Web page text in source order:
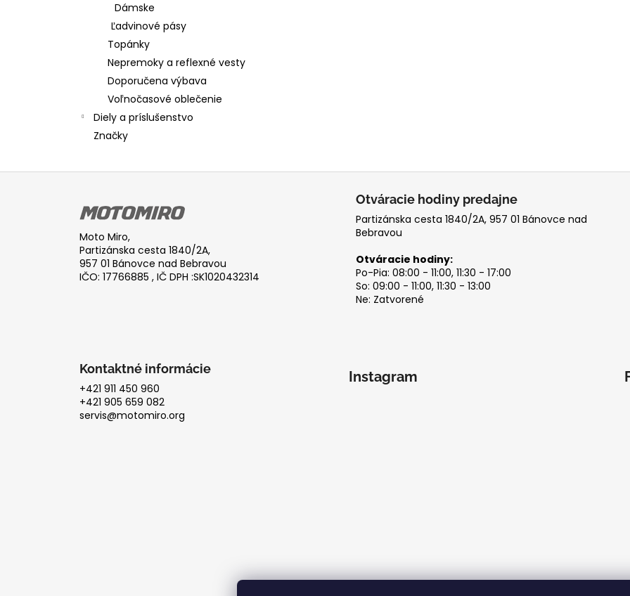
Dámske
Ľadvinové pásy
Topánky
Nepremoky a reflexné vesty
Doporučena výbava
Voľnočasové oblečenie
Diely a príslušenstvo
Značky
Moto Miro,
Partizánska cesta 1840/2A,
957 01 Bánovce nad Bebravou
IČO: 17766885 , IČ DPH :SK1020432314
Otváracie hodiny predajne
Partizánska cesta 1840/2A, 957 01 Bánovce nad
Bebravou
Otváracie hodiny:
Po-Pia: 08:00 - 11:00, 11:30 - 17:00
So: 09:00 - 11:00, 11:30 - 13:00
Ne: Zatvorené
Kontaktné informácie
+421 911 450 960
+421 905 659 082
servis@motomiro.org
Instagram